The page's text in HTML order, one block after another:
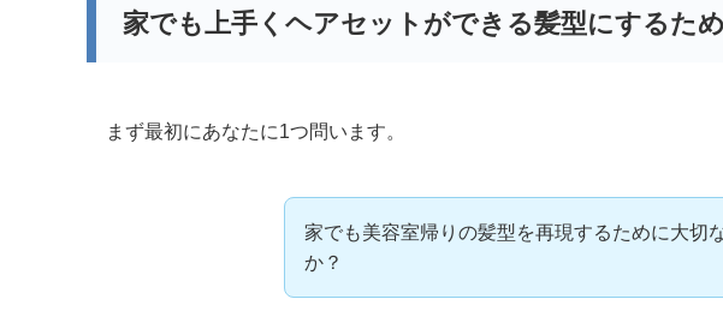
家でも上手くヘアセットができる髪型にするた
まず最初にあなたに1つ問います。
家でも美容室帰りの髪型を再現するために大切
か？